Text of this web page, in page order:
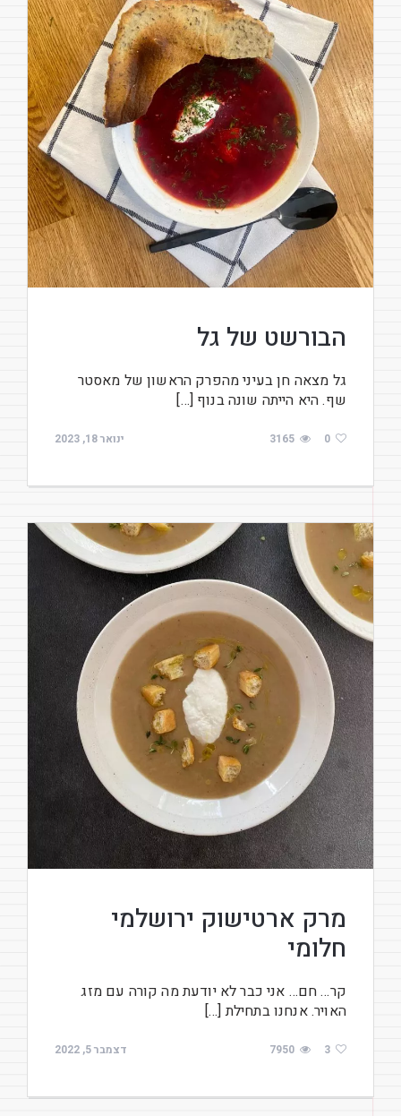
הבורשט של גל
גל מצאה חן בעיני מהפרק הראשון של מאסטר
שף. היא הייתה שונה בנוף […]
ינואר 18, 2023 3165 0
מרק ארטישוק ירושלמי
חלומי
קר… חם… אני כבר לא יודעת מה קורה עם מזג
האויר. אנחנו בתחילת […]
דצמבר 5, 2022 7950 3